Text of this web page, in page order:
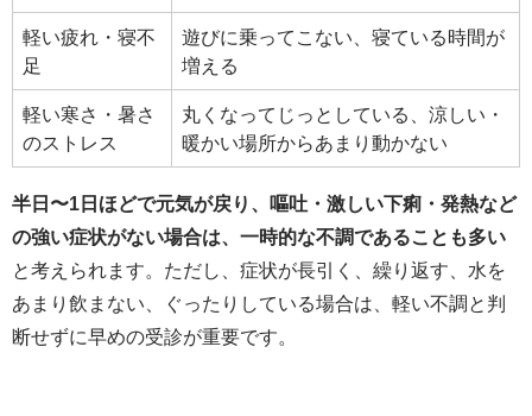
軽い疲れ・寝不
足
遊びに乗ってこない、寝ている時間が
増える
軽い寒さ・暑さ
のストレス
丸くなってじっとしている、涼しい・
暖かい場所からあまり動かない
半日〜1日ほどで元気が戻り、嘔吐・激しい下痢・発熱など
の強い症状がない場合は、一時的な不調であることも多い
と考えられます。ただし、症状が長引く、繰り返す、水を
あまり飲まない、ぐったりしている場合は、軽い不調と判
断せずに早めの受診が重要です。